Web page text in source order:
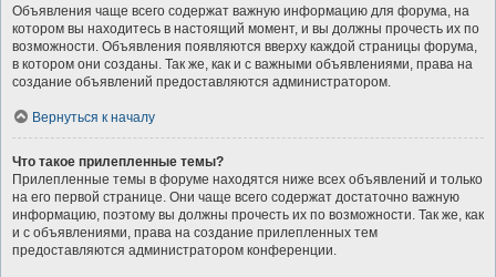
Объявления чаще всего содержат важную информацию для форума, на
котором вы находитесь в настоящий момент, и вы должны прочесть их по
возможности. Объявления появляются вверху каждой страницы форума,
в котором они созданы. Так же, как и с важными объявлениями, права на
создание объявлений предоставляются администратором.
Вернуться к началу
Что такое прилепленные темы?
Прилепленные темы в форуме находятся ниже всех объявлений и только
на его первой странице. Они чаще всего содержат достаточно важную
информацию, поэтому вы должны прочесть их по возможности. Так же, как
и с объявлениями, права на создание прилепленных тем
предоставляются администратором конференции.